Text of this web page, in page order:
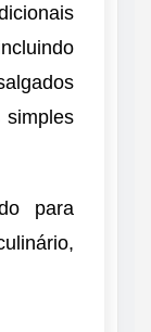
simples
para